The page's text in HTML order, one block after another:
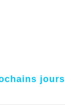
jours